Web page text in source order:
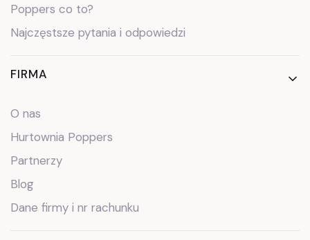
Poppers co to?
Najczęstsze pytania i odpowiedzi
FIRMA
O nas
Hurtownia Poppers
Partnerzy
Blog
Dane firmy i nr rachunku